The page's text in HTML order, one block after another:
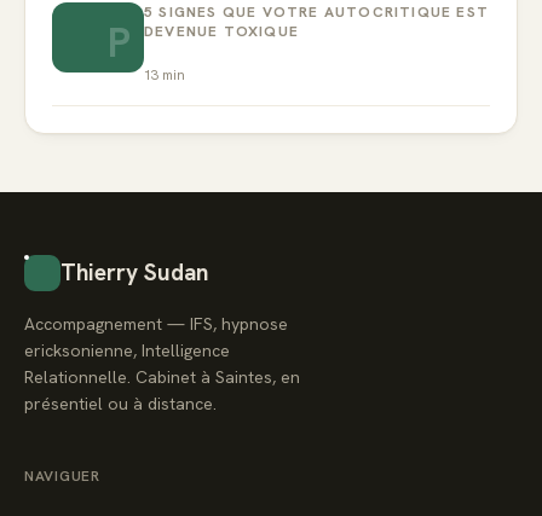
P
5 SIGNES QUE VOTRE AUTOCRITIQUE EST
DEVENUE TOXIQUE
13 min
Thierry Sudan
Accompagnement — IFS, hypnose
ericksonienne, Intelligence
Relationnelle. Cabinet à Saintes, en
présentiel ou à distance.
NAVIGUER